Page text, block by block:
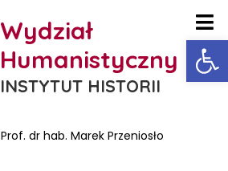
Wydział
Humanistyczny
INSTYTUT HISTORII
Prof. dr hab. Marek Przeniosło